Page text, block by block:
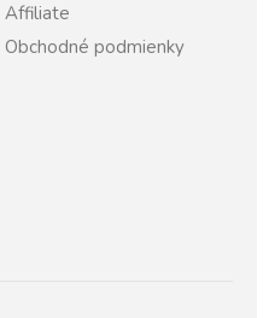
Affiliate
Obchodné podmienky